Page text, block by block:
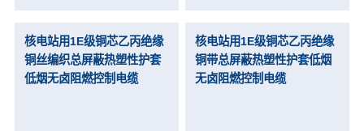
核电站用1E级铜芯乙丙绝缘
铜丝编织总屏蔽热塑性护套
低烟无卤阻燃控制电缆
核电站用1E级铜芯乙丙绝缘
铜带总屏蔽热塑性护套低烟
无卤阻燃控制电缆